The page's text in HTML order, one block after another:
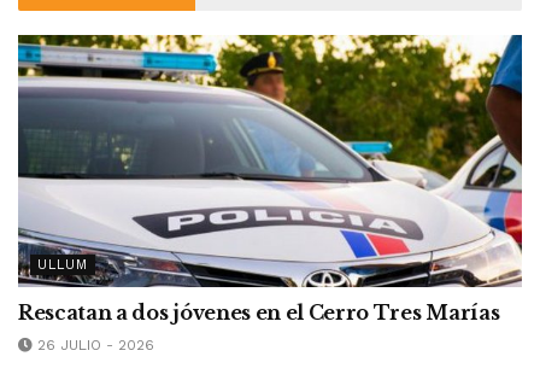
ULLUM
Rescatan a dos jóvenes en el Cerro Tres Marías
26 JULIO - 2026